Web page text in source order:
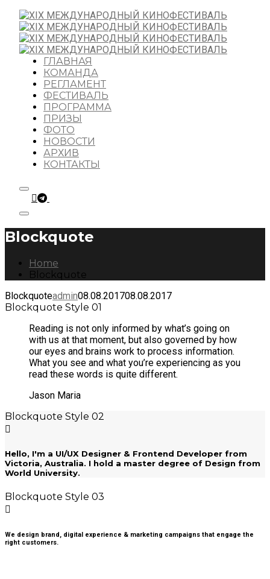
ГЛАВНАЯ
КОМАНДА
РЕГЛАМЕНТ
ФЕСТИВАЛЬ
ПРОГРАММА
ПРИЗЫ
ФОТО
НОВОСТИ
АРХИВ
КОНТАКТЫ
Blockquote
Home
Blockquote
Blockquoteadmin08.08.201708.08.2017
Blockquote Style 01
Reading is not only informed by what’s going on
with us at that moment, but also governed by how
our eyes and brains work to process information.
What you see and what you’re experiencing as you
read these words is quite different.
Jason Maria
Blockquote Style 02
Hello, I'm a UI/UX Designer & Frontend Developer from
Victoria, Australia. I hold a master degree of Design from
World University.
Blockquote Style 03
We design brand, digital experience & marketing campaigns that engage the
right customers.